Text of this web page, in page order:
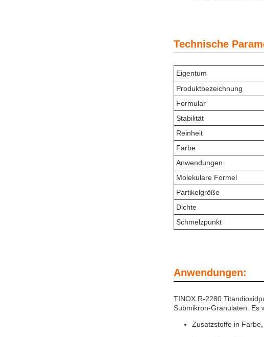
Technische
Eigentum
Produktbezeichnung
Formular
Stabilität
Reinheit
Farbe
Anwendungen
Molekulare Formel
Partikelgröße
Dichte
Schmelzpunkt
Anwendungen:
TINOX R-2280
Submikron-Granulaten. Es
Zusatzstoffe in